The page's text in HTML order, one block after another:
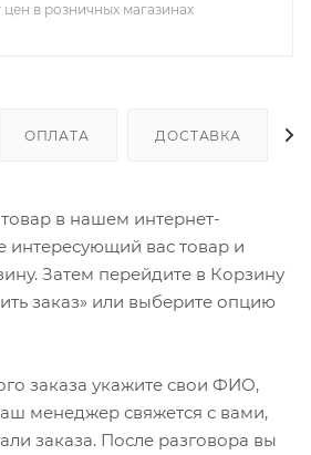
в розничных магазинах
ОПЛАТА ДОСТАВКА
в нашем интернет-
интересующий вас товар и
Затем перейдите в Корзину
заказ» или выберите опцию
заказа укажите свои ФИО,
менеджер свяжется с вами,
заказа. После разговора вы